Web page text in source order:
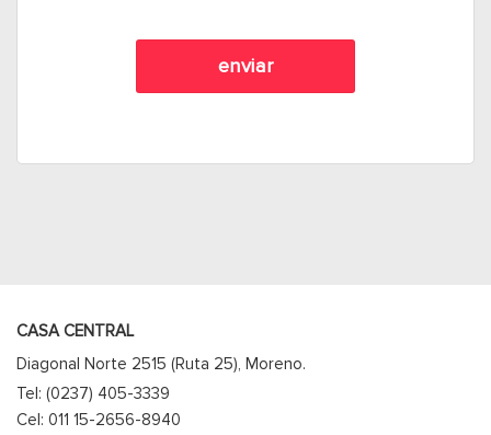
CASA CENTRAL
Diagonal Norte 2515 (Ruta 25), Moreno.
Tel: (0237) 405-3339
Cel: 011 15-2656-8940